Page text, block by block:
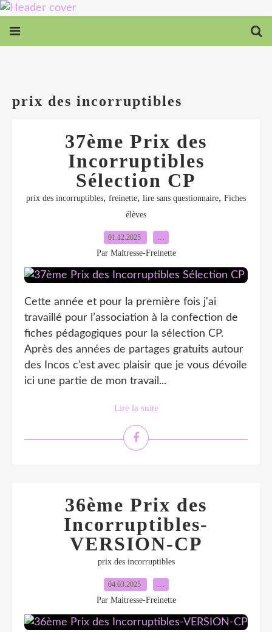
prix des incorruptibles
37ème Prix des
Incorruptibles
Sélection CP
prix des incorruptibles, freinette, lire sans questionnaire, Fiches
élèves
01.12.2025 …
Par Maitresse-Freinette
Cette année et pour la première fois j'ai
travaillé pour l’association à la confection de
fiches pédagogiques pour la sélection CP.
Après des années de partages gratuits autour
des Incos c’est avec plaisir que je vous dévoile
ici une partie de mon travail...
Lire la suite
36ème Prix des
Incorruptibles-
VERSION-CP
prix des incorruptibles
04.03.2025 …
Par Maitresse-Freinette